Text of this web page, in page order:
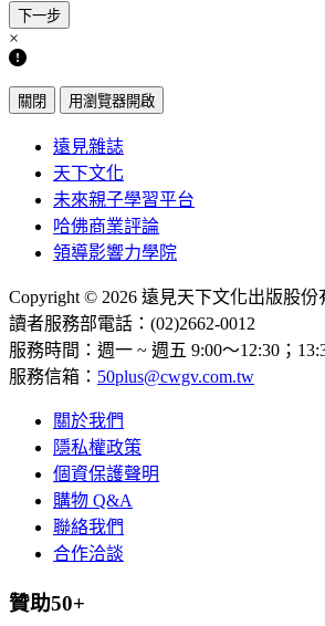
×
關閉 用瀏覽器開啟
遠見雜誌
天下文化
未來親子學習平台
哈佛商業評論
領導影響力學院
Copyright © 2026 遠見天下文化出版股份
讀者服務部電話：(02)2662-0012
服務時間：週一 ~ 週五 9:00～12:30；
服務信箱： 50plus@cwgv.com.tw
關於我們
隱私權政策
個資保護聲明
購物 Q&A
聯絡我們
合作洽談
贊助50+